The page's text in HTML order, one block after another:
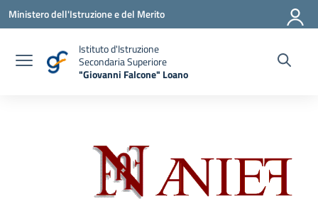
Vai ai contenuti
Vai al menu di navigazione
Vai al footer
Ministero dell'Istruzione e del Merito
Istituto d'Istruzione
Secondaria Superiore
"Giovanni Falcone" Loano